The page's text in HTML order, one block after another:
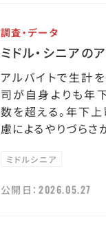
調査・データ
ミドル・シニアの
アルバイトで生計
司が自身よりも年
数を超える。年下上
慮によるやりづら
ミドルシニア
公開日：2026.05.27